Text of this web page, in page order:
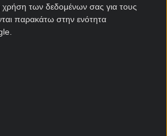
χρήση των δεδομένων σας για τους
παρακάτω στην ενότητα
τελική φάση Μουντιάλ, το
3-1 από την Κολομβία,
εξακολουθούν να έχουν